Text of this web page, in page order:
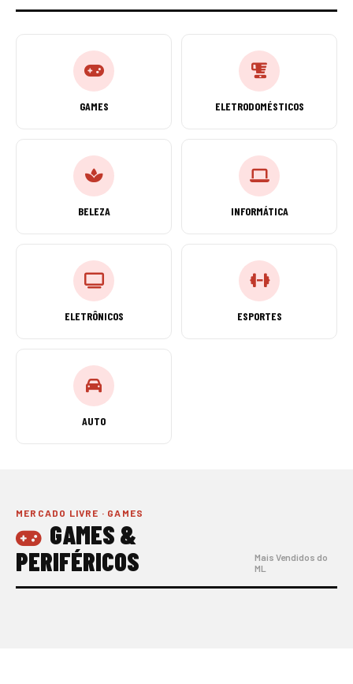
GAMES ELETRODOMÉSTICOS
BELEZA INFORMÁTICA
ELETRÔNICOS ESPORTES
AUTO
MERCADO LIVRE · GAMES
GAMES &
PERIFÉRICOS
Mais Vendidos do
ML